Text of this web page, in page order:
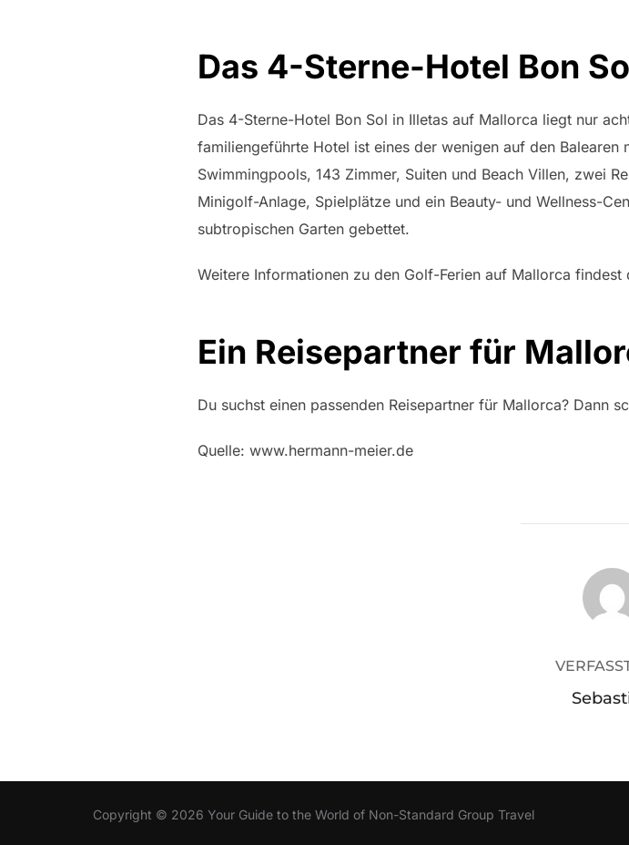
Das 4-Sterne-Hotel Bon
Das 4-Sterne-Hotel Bon Sol in Illetas auf Mallorca liegt nur
familiengeführte Hotel ist eines der wenigen auf den Balearen
Swimmingpools, 143 Zimmer, Suiten und Beach Villen, zwei
Minigolf-Anlage, Spielplätze und ein Beauty- und Wellness-
subtropischen Garten gebettet.
Weitere Informationen zu den Golf-Ferien auf Mallorca findest
Ein Reisepartner für
Du suchst einen passenden Reisepartner für Mallorca? Dann
Quelle: www.hermann-meier.de
Copyright © 2026 Your Guide to the World of Non-Standard Group Travel